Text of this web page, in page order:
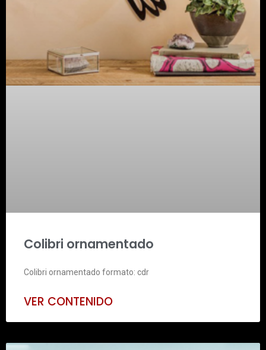
Colibri ornamentado
Colibri ornamentado formato: cdr
VER CONTENIDO